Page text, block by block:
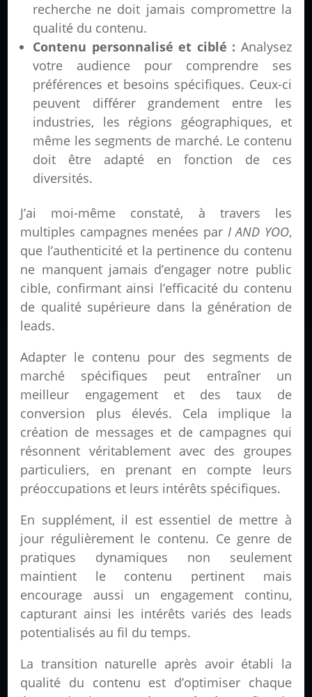
recherche ne doit jamais compromettre la
qualité du contenu.
Contenu personnalisé et ciblé : Analysez
votre audience pour comprendre ses
préférences et besoins spécifiques. Ceux-ci
peuvent différer grandement entre les
industries, les régions géographiques, et
même les segments de marché. Le contenu
doit être adapté en fonction de ces
diversités.
J’ai moi-même constaté, à travers les
multiples campagnes menées par I AND YOO,
que l’authenticité et la pertinence du contenu
ne manquent jamais d’engager notre public
cible, confirmant ainsi l’efficacité du contenu
de qualité supérieure dans la génération de
leads.
Adapter le contenu pour des segments de
marché spécifiques peut entraîner un
meilleur engagement et des taux de
conversion plus élevés. Cela implique la
création de messages et de campagnes qui
résonnent véritablement avec des groupes
particuliers, en prenant en compte leurs
préoccupations et leurs intérêts spécifiques.
En supplément, il est essentiel de mettre à
jour régulièrement le contenu. Ce genre de
pratiques dynamiques non seulement
maintient le contenu pertinent mais
encourage aussi un engagement continu,
capturant ainsi les intérêts variés des leads
potentialisés au fil du temps.
La transition naturelle après avoir établi la
qualité du contenu est d’optimiser chaque